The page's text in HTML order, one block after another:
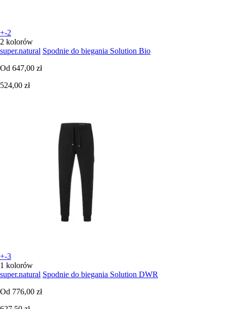
+-2
2 kolorów
super.natural Spodnie do biegania Solution Bio
Od 647,00 zł
524,00 zł
+-3
1 kolorów
super.natural Spodnie do biegania Solution DWR
Od 776,00 zł